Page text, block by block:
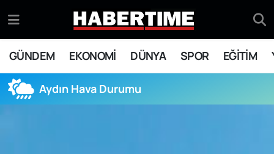
GÜNDEM EKONOMİ DÜNYA SPOR EĞİTİM
Aydın Hava Durumu
EKONOMİ
DÜNYA
Eskişehir Nöbetçi Eczaneler
Eskişehir Hava Durumu
Eskişehir Namaz Vakitleri